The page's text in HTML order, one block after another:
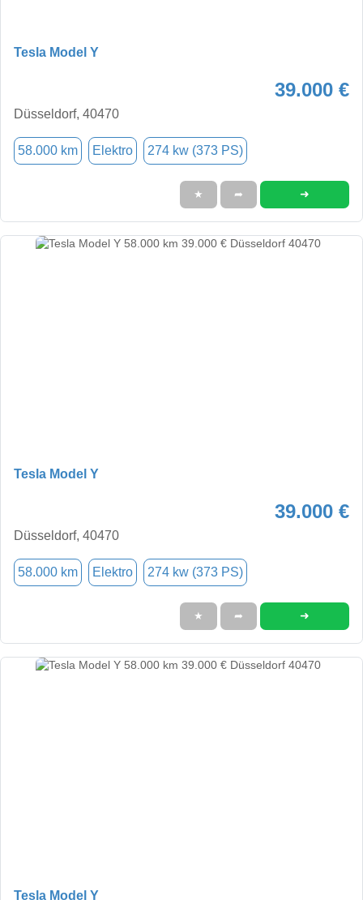
Tesla Model Y
39.000 €
Düsseldorf, 40470
58.000 km Elektro 274 kw (373 PS)
★ ➦ ➜
Tesla Model Y
39.000 €
Düsseldorf, 40470
58.000 km Elektro 274 kw (373 PS)
★ ➦ ➜
Tesla Model Y